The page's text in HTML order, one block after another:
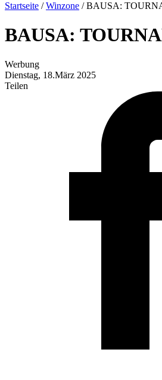
Startseite /Winzone /BAUSA:
BAUSA:
Werbung
Dienstag, 18.März 2025
Teilen